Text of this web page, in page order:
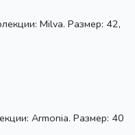
Milva. Размер: 42,
Armonia. Размер: 40